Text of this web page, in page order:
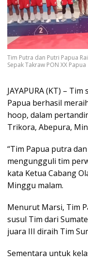
Tim Putra dan Putri Papua
Sepak Takraw PON XX Papua
JAYAPURA (KT) –
Papua berhasil
hoop, dalam
Trikora, Abepura,
“Tim Papua putra
mengungguli tim
kata Ketua Cabang
Minggu malam.
Menurut Marsi, Tim
susul Tim dari
juara III diraih Tim
Sementara untuk